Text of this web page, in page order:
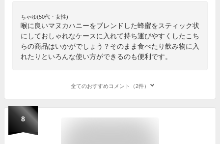
ちゃゆ(50代・女性)
喉に良いマヌカハニーをブレンドした蜂蜜をスティック状
にしておしゃれなケースに入れて持ち運びやすくしたこち
らの商品はいかがでしょう？そのまま食べたり飲み物に入
れたりといろんな使い方ができるのも便利です。
全てのおすすめコメント（2件）
8